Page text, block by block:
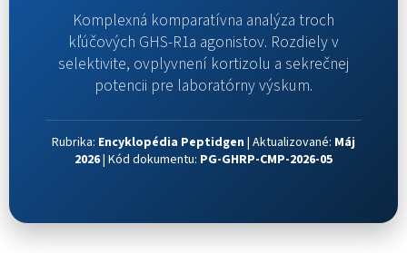
Komplexná komparatívna analýza troch
kľúčových GHS-R1a agonistov. Rozdiely v
selektivite, ovplyvnení kortizolu a sekrečnej
potencii pre laboratórny výskum.
Rubrika: Encyklopédia Peptidgen | Aktualizované: Máj
2026| Kód dokumentu: PG-GHRP-CMP-2026-05